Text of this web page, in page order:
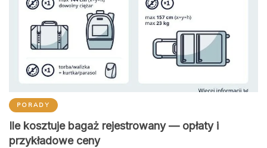
PORADY
Ile kosztuje bagaż rejestrowany — opłaty i
przykładowe ceny